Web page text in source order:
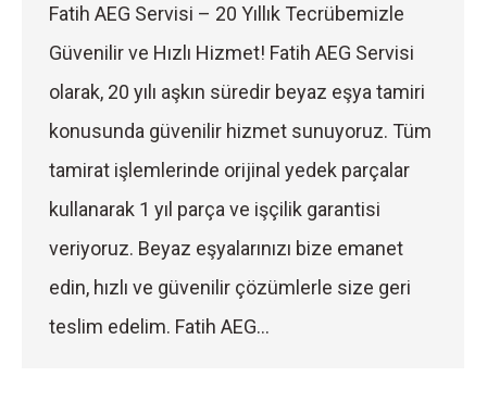
Fatih AEG Servisi – 20 Yıllık Tecrübemizle
Güvenilir ve Hızlı Hizmet! Fatih AEG Servisi
olarak, 20 yılı aşkın süredir beyaz eşya tamiri
konusunda güvenilir hizmet sunuyoruz. Tüm
tamirat işlemlerinde orijinal yedek parçalar
kullanarak 1 yıl parça ve işçilik garantisi
veriyoruz. Beyaz eşyalarınızı bize emanet
edin, hızlı ve güvenilir çözümlerle size geri
teslim edelim. Fatih AEG…